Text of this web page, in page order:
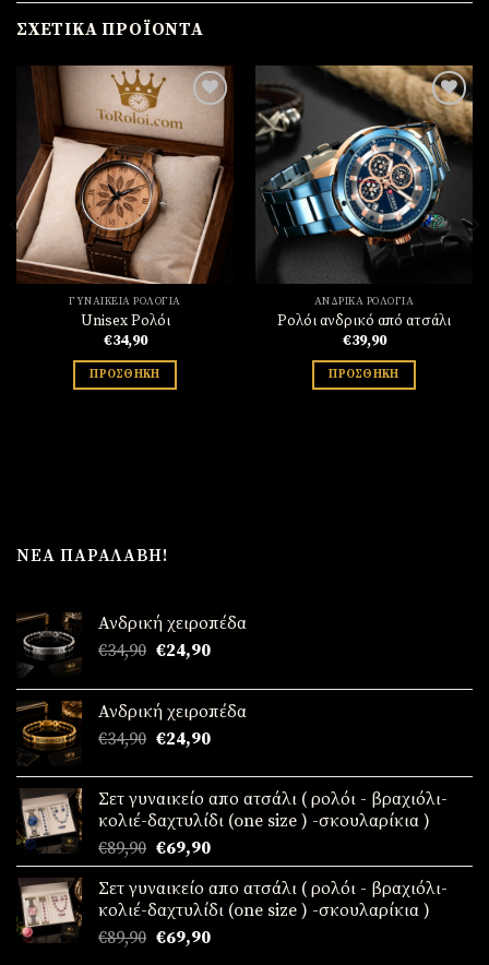
ΣΧΕΤΙΚΆ ΠΡΟΪΌΝΤΑ
Πρόσθήκη
λίστα
επιθυμιών
ΓΥΝΑΙΚΕΊΑ ΡΟΛΌΓΙΑ
Unisex Ρολόι
€34,90
ΠΡΟΣΘΉΚΗ
Πρόσθήκη
στην
λίστα
επιθυμιών
ΑΝΔΡΙΚΆ ΡΟΛΌΓΙΑ
Ρολόι ανδρικό από ατσάλι
€39,90
ΠΡΟΣΘΉΚΗ
ΝΈΑ ΠΑΡΑΛΑΒΉ!
Ανδρική χειροπέδα
€34,90 Original
was:
€34,90.
€24,90Η
τιμή
είναι:
€24,90.
Ανδρική χειροπέδα
€34,90 Original
was:
€34,90.
€24,90Η
τιμή
είναι:
€24,90.
Σετ γυναικείο απο ατσάλι ( ρολόι - βραχιόλι-
κολιέ-δαχτυλίδι (one size ) -σκουλαρίκια )
€89,90 Original
price
was:
€89,90.
€69,90Η
τρέχουσα
τιμή
είναι:
€69,90.
Σετ γυναικείο απο ατσάλι ( ρολόι - βραχιόλι-
κολιέ-δαχτυλίδι (one size ) -σκουλαρίκια )
€89,90 Original
€69,90Η